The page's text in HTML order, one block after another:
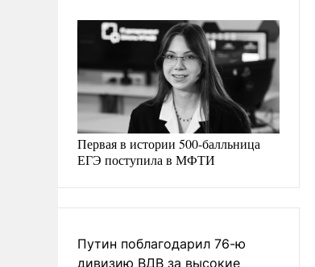
Первая в истории 500-балльница
ЕГЭ поступила в МФТИ
Путин поблагодарил 76-ю
дивизию ВДВ за высокие